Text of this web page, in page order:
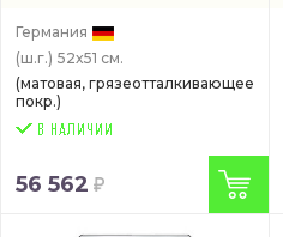
Германия
(ш.г.) 52x51 см.
(матовая, грязеотталкивающее
покр.)
56 562